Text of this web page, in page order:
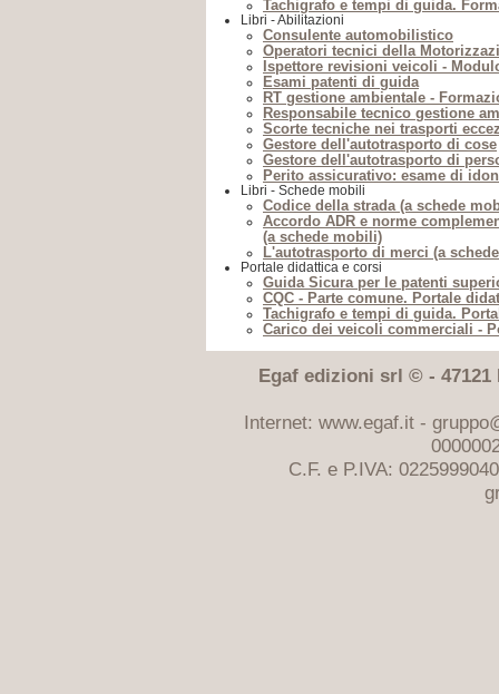
Tachigrafo e tempi di guida.
Libri - Abilitazioni
Consulente automobilistico
Operatori tecnici della
Ispettore revisioni veicoli -
Esami patenti di guida
RT gestione ambientale -
Responsabile tecnico gestione
Scorte tecniche nei trasporti
Gestore dell'autotrasporto di cose
Gestore dell'autotrasporto di
Perito assicurativo: esame di
Libri - Schede mobili
Codice della strada (a schede
Accordo ADR e norme
(a schede mobili)
L'autotrasporto di merci (a
Portale didattica e corsi
Guida Sicura per le patenti
CQC - Parte comune. Portale
Tachigrafo e tempi di guida.
Carico dei veicoli commerciali -
Egaf edizioni srl © - 47121
Internet: www.egaf.it -
C.F. e P.IVA: